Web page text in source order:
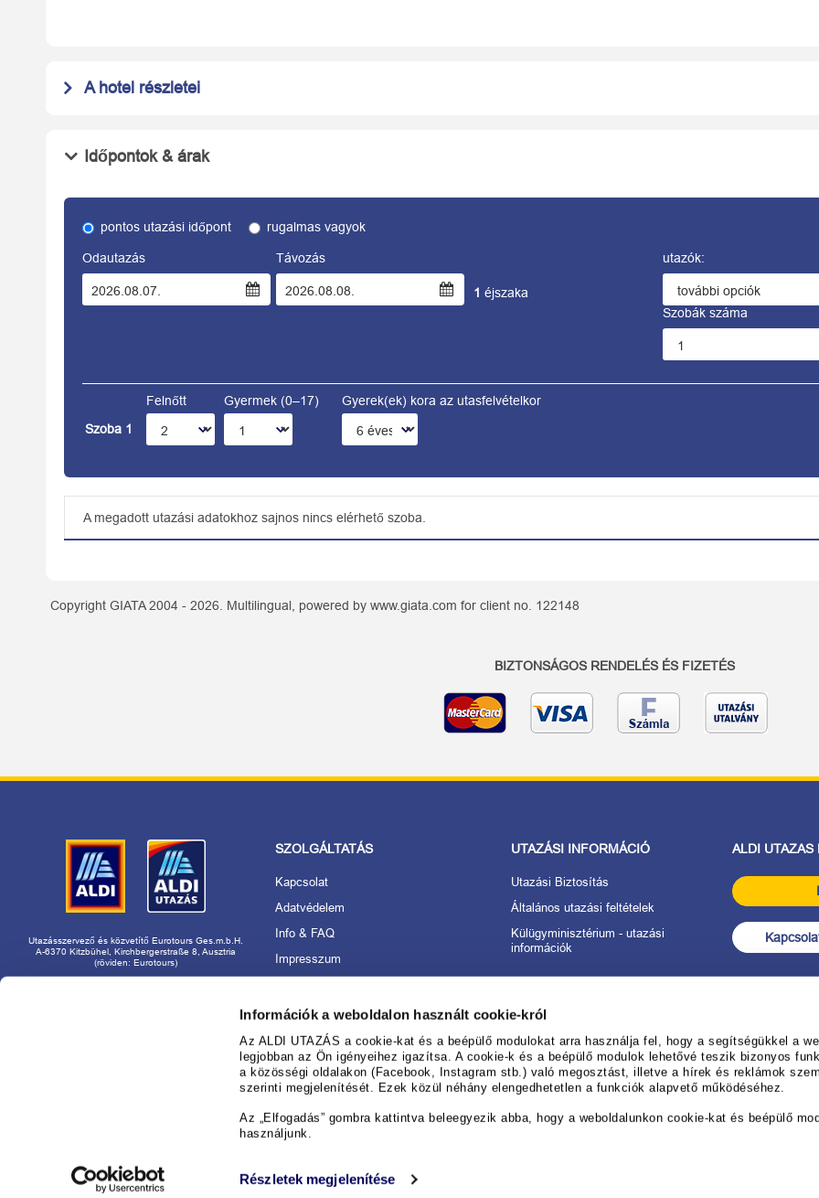
Információk a weboldalon használt cookie-król
Az ALDI UTAZÁS a cookie-kat és a beépülő modulokat arra használja fel, hogy a segítségükkel a
legjobban az Ön igényeihez igazítsa. A cookie-k és a beépülő modulok lehetővé teszik bizonyos
a közösségi oldalakon (Facebook, Instagram stb.) való megosztást, illetve a hírek és reklámok
szerinti megjelenítését. Ezek közül néhány elengedhetetlen a funkciók alapvető működéséhez.
Az „Elfogadás” gombra kattintva beleegyezik abba, hogy a weboldalunkon cookie-kat és beépülő
használjunk.
Részletek megjelenítése
A hotel részletei
Időpontok & árak
pontos utazási időpont rugalmas vagyok
Odautazás Távozás
1 éjszaka
utazók:
Szobák száma
Szoba 1
Felnőtt Gyermek (0–17) Gyerek(ek) kora az utasfelvételkor
A megadott utazási adatokhoz sajnos nincs elérhető szoba.
Copyright GIATA 2004 - 2026. Multilingual, powered by www.giata.com for client no. 122148
BIZTONSÁGOS RENDELÉS ÉS FIZETÉS
Utazásszervező és közvetítő Eurotours Ges.m.b.H.
A-6370 Kitzbühel, Kirchbergerstraße 8, Ausztria
(röviden: Eurotours)
SZOLGÁLTATÁS
Kapcsolat
Adatvédelem
Info & FAQ
Impresszum
Rólunk
Utazásszervező és márkanév
használat
Foglaljon nyugodtan az ALDI UTAZÁS-
nál!
Információ az ajánlatok rendezéséhez
Cookie-beállítások kezelése
UTAZÁSI INFORMÁCIÓ
Utazási Biztosítás
Általános utazási feltételek
Külügyminisztérium - utazási
információk
ALDI UTAZAS